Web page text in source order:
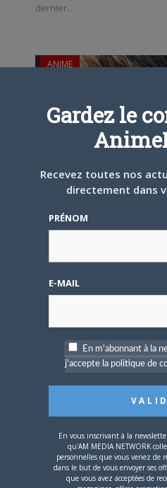
dernier…
ANIME
24 AVRIL 2024
Et voilà déjà le troisième
L’AnimeLand n°245 –
disponible !
Le nouveau numéro
Gardez le
Recevez toutes nos
directement dans
PRÉNOM
E-MAIL
En m'abonnant à la
j'accepte la politique de
En vous inscrivant à la
qu'AM MEDIA NETWORK
personnelles que vous venez de
dans le but de vous envoyer ses
que vous avez acceptées de